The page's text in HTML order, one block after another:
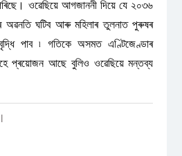
ওৱেছিয়ে আগজাননী দিয়ে যে ২০৩৬
ঘটিব আৰু মহিলাৰ তুলনাত পুৰুষৰ
পাব ৷ গতিকে অসমত এণ্টিজেণ্ডাৰ
প্ৰয়োজন আছে বুলিও ওৱেছিয়ে মন্তব্য